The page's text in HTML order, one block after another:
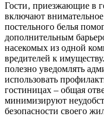
Гости‚ приезжающие в
включают внимательное
постельного белья
дополнительным
насекомых из одной
вредителей к
полезно уведомлять
использовать
гостиницах – общая
минимизируют
безопасности своего